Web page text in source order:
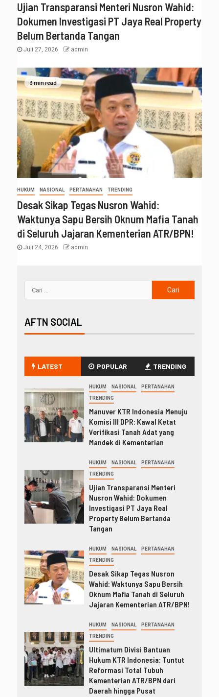
Ujian Transparansi Menteri Nusron Wahid:
Dokumen Investigasi PT Jaya Real Property
Belum Bertanda Tangan
Juli 27, 2026 admin
3 min read
HUKUM NASIONAL PERTANAHAN TRENDING
Desak Sikap Tegas Nusron Wahid:
Waktunya Sapu Bersih Oknum Mafia Tanah
di Seluruh Jajaran Kementerian ATR/BPN!
Juli 24, 2026 admin
AFTN SOCIAL
LATEST POPULAR TRENDING
HUKUM NASIONAL PERTANAHAN
TRENDING
Manuver KTR Indonesia Menuju
Komisi III DPR: Kawal Ketat
Verifikasi Tanah Adat yang
Mandek di Kementerian
HUKUM NASIONAL PERTANAHAN
TRENDING
Ujian Transparansi Menteri
Nusron Wahid: Dokumen
Investigasi PT Jaya Real
Property Belum Bertanda
Tangan
HUKUM NASIONAL PERTANAHAN
TRENDING
Desak Sikap Tegas Nusron
Wahid: Waktunya Sapu Bersih
Oknum Mafia Tanah di Seluruh
Jajaran Kementerian ATR/BPN!
HUKUM NASIONAL PERTANAHAN
TRENDING
Ultimatum Divisi Bantuan
Hukum KTR Indonesia: Tuntut
Reformasi Total Tubuh
Kementerian ATR/BPN dari
Daerah hingga Pusat